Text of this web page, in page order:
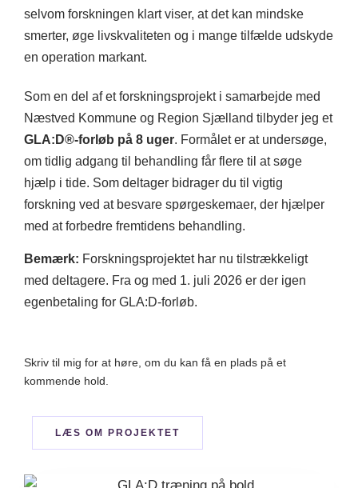
selvom forskningen klart viser, at det kan mindske
smerter, øge livskvaliteten og i mange tilfælde udskyde
en operation markant.
Som en del af et forskningsprojekt i samarbejde med
Næstved Kommune og Region Sjælland tilbyder jeg et
GLA:D®-forløb på 8 uger. Formålet er at undersøge,
om tidlig adgang til behandling får flere til at søge
hjælp i tide. Som deltager bidrager du til vigtig
forskning ved at besvare spørgeskemaer, der hjælper
med at forbedre fremtidens behandling.
Bemærk: Forskningsprojektet har nu tilstrækkeligt
med deltagere. Fra og med 1. juli 2026 er der igen
egenbetaling for GLA:D-forløb.
Skriv til mig for at høre, om du kan få en plads på et
kommende hold.
LÆS OM PROJEKTET